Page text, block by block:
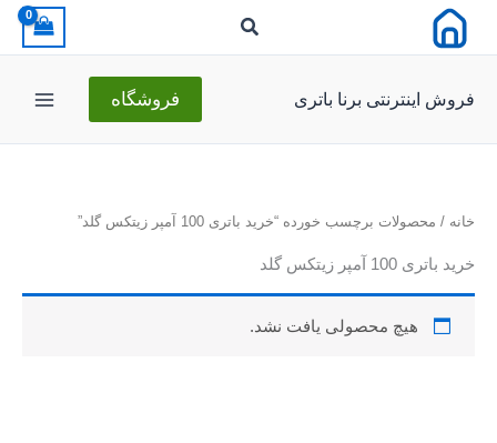
فروش اینترنتی برنا باتری فروشگاه
خانه / محصولات برچسب خورده “خرید باتری 100 آمپر زیتکس گلد”
خرید باتری 100 آمپر زیتکس گلد
هیچ محصولی یافت نشد.